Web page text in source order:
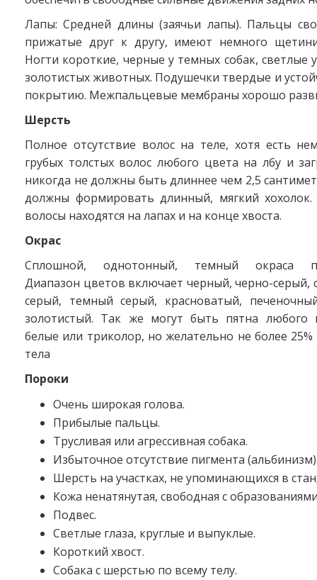
Лапы: Средней длины (заячьи лапы). Пальцы
прижатые друг к другу, имеют немного
Ногти короткие, черные у темных собак, светлые
золотистых животных. Подушечки твердые и
покрытию. Межпальцевые мембраны хорошо
Шерсть
Полное отсутствие волос на теле, хотя есть
грубых толстых волос любого цвета на лбу и
никогда не должны быть длиннее чем 2,5
должны формировать длинный, мягкий
волосы находятся на лапах и на конце хвоста.
Окрас
Сплошной, однотонный, темный окраса
Диапазон цветов включает черный, черно-серый,
серый, темный серый, красноватый,
золотистый. Так же могут быть пятна любого
белые или триколор, но желательно не более
тела
Пороки
Очень широкая голова.
Прибылые пальцы.
Трусливая или агрессивная собака.
Избыточное отсутствие пигмента
Шерсть на участках, не упоминающихся в
Кожа ненатянутая, свободная с
Подвес.
Светлые глаза, круглые и выпуклые.
Короткий хвост.
Собака с шерстью по всему телу.